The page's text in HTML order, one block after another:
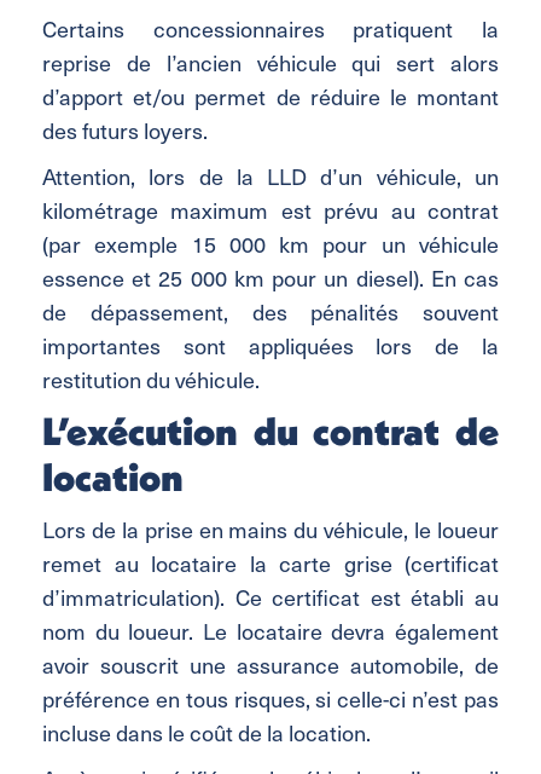
Certains concessionnaires pratiquent la
reprise de l’ancien véhicule qui sert alors
d’apport et/ou permet de réduire le montant
des futurs loyers.
Attention, lors de la LLD d’un véhicule, un
kilométrage maximum est prévu au contrat
(par exemple 15 000 km pour un véhicule
essence et 25 000 km pour un diesel). En cas
de dépassement, des pénalités souvent
importantes sont appliquées lors de la
restitution du véhicule.
L’exécution du contrat de
location
Lors de la prise en mains du véhicule, le loueur
remet au locataire la carte grise (certificat
d’immatriculation). Ce certificat est établi au
nom du loueur. Le locataire devra également
avoir souscrit une assurance automobile, de
préférence en tous risques, si celle-ci n’est pas
incluse dans le coût de la location.